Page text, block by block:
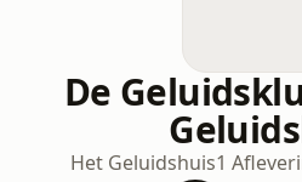
De
Het Geluidshuis1